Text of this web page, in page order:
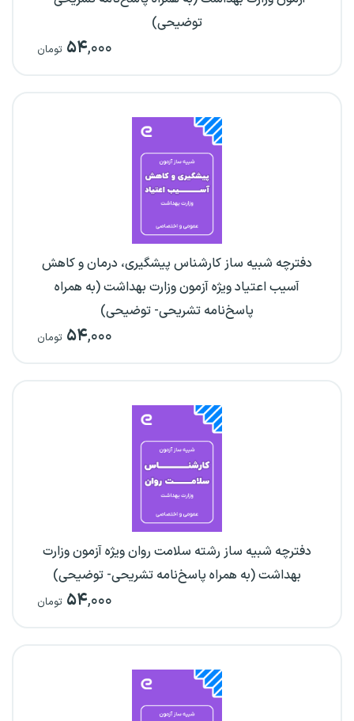
توضیحی)
۵۴,۰۰۰ تومان
دفترچه شبیه ساز کارشناس پیشگیری، درمان و کاهش
آسیب اعتیاد ویژه آزمون وزارت بهداشت (به همراه
پاسخ‌نامه تشریحی- توضیحی)
۵۴,۰۰۰ تومان
دفترچه شبیه ساز رشته سلامت روان ویژه آزمون وزارت
بهداشت (به همراه پاسخ‌نامه تشریحی- توضیحی)
۵۴,۰۰۰ تومان